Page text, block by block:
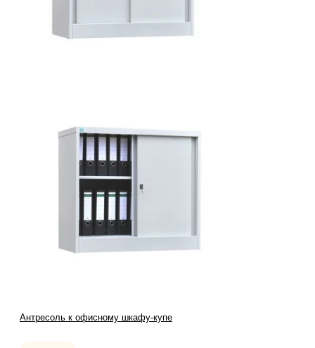
Антресоль к офисному шкафу-купе